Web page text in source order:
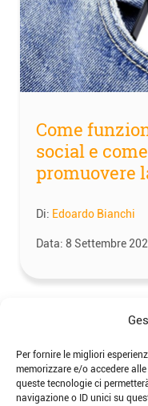
Per fornire le migliori
memorizzare e/o accedere
queste tecnologie ci
navigazione o ID unici su
Come
social e
promuovere
Di: Edoardo Bianchi
Data: 8 Settembre